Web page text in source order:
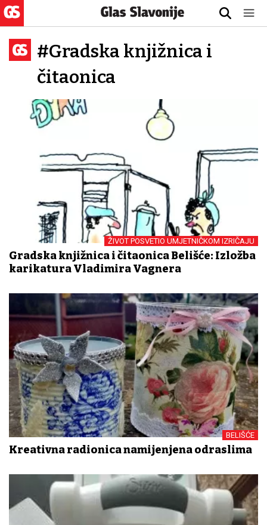
#Gradska knjižnica i
čitaonica
ŽIVOT POSVETIO UMJETNIČKOM IZRIČAJU
Gradska knjižnica i čitaonica Belišće: Izložba
karikatura Vladimira Vagnera
BELIŠĆE
Kreativna radionica namijenjena odraslima